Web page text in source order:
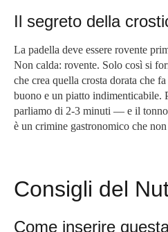
Il segreto della
La padella deve essere rovente
Non calda: rovente. Solo così si
che crea quella crosta dorata che
buono e un piatto
parliamo di 2-3 minuti — e il
è un crimine gastronomico che
Consigli del
Come inserire